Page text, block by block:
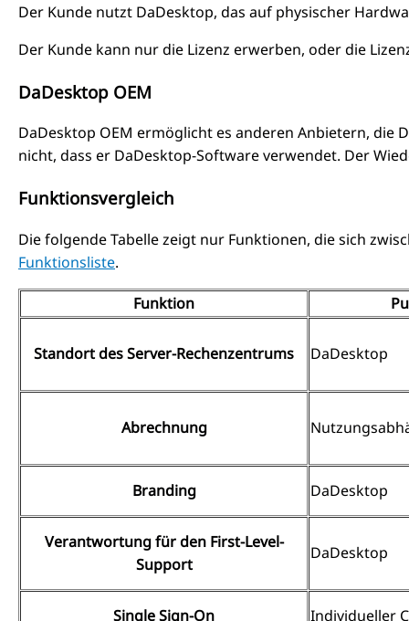
Der Kunde nutzt DaDesktop, das auf physischer
Der Kunde kann nur die Lizenz erwerben, oder die
DaDesktop OEM
DaDesktop OEM ermöglicht es anderen Anbietern,
nicht, dass er DaDesktop-Software verwendet. Der
Funktionsvergleich
Die folgende Tabelle zeigt nur Funktionen, die sich
Funktionsliste.
Funktion
Standort des Server-Rechenzentrums DaDesktop
Abrechnung
Branding DaDesktop
Verantwortung für den First-Level-
Support
DaDesktop
Single Sign-On
Individueller